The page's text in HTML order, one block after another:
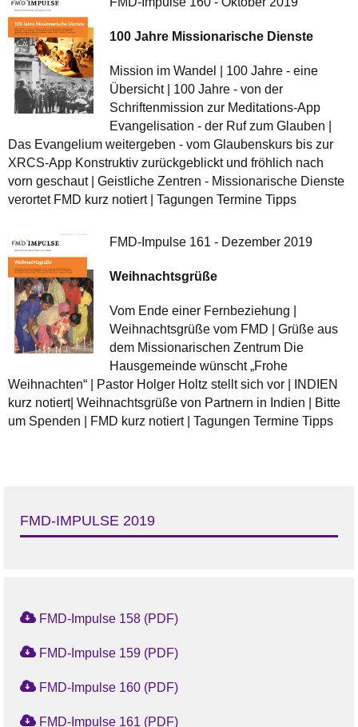
100 Jahre Missionarische Dienste
Mission im Wandel | 100 Jahre - eine
Übersicht | 100 Jahre - von der
Schriftenmission zur Meditations-App
Evangelisation - der Ruf zum Glauben |
Das Evangelium weitergeben - vom Glaubenskurs bis zur
XRCS-App Konstruktiv zurückgeblickt und fröhlich nach
vorn geschaut | Geistliche Zentren - Missionarische Dienste
verortet FMD kurz notiert | Tagungen Termine Tipps
FMD-Impulse 161 - Dezember 2019
Weihnachtsgrüße
Vom Ende einer Fernbeziehung |
Weihnachtsgrüße vom FMD | Grüße aus
dem Missionarischen Zentrum Die
Hausgemeinde wünscht „Frohe
Weihnachten“ | Pastor Holger Holtz stellt sich vor | INDIEN
kurz notiert| Weihnachtsgrüße von Partnern in Indien | Bitte
um Spenden | FMD kurz notiert | Tagungen Termine Tipps
FMD-IMPULSE 2019
FMD-Impulse 158 (PDF)
FMD-Impulse 159 (PDF)
FMD-Impulse 160 (PDF)
FMD-Impulse 161 (PDF)